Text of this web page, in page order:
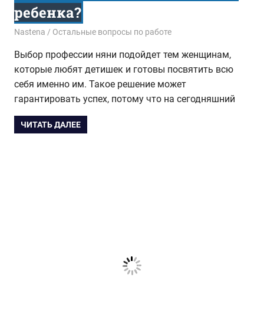
ребенка?
09.10.2015
Nastena Остальные вопросы по работе
Выбор профессии няни подойдет тем женщинам,
которые любят детишек и готовы посвятить всю
себя именно им. Такое решение может
гарантировать успех, потому что на сегодняшний
ЧИТАТЬ ДАЛЕЕ